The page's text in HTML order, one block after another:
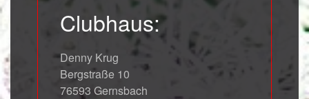
Clubhaus:
Denny Krug
Bergstraße 10
76593 Gernsbach